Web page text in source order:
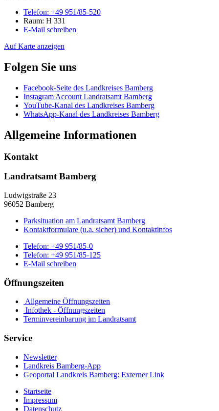
Telefon: +49 951/85-520
Raum: H 331
E-Mail schreiben
Auf Karte anzeigen
Folgen Sie uns
Facebook-Seite des Landkreises Bamberg
Instagram Account Landratsamt Bamberg
YouTube-Kanal des Landkreises Bamberg
WhatsApp-Kanal des Landkreises Bamberg
Allgemeine Informationen
Kontakt
Landratsamt Bamberg
Ludwigstraße 23
96052 Bamberg
Parksituation am Landratsamt Bamberg
Kontaktformulare (u.a. sicher) und Kontaktinfos
Telefon: +49 951/85-0
Telefon: +49 951/85-125
E-Mail schreiben
Öffnungszeiten
Allgemeine Öffnungszeiten
Infothek - Öffnungszeiten
Terminvereinbarung im Landratsamt
Service
Newsletter
Landkreis Bamberg-App
Geoportal Landkreis Bamberg: Externer Link
Startseite
Impressum
Datenschutz